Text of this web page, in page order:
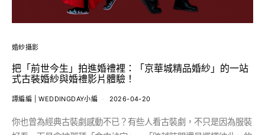
婚紗攝影
把「前世今生」拍進婚禮裡：「京華城精品婚紗」的一站
式古裝婚紗與婚禮影片體驗！
譚編編 | WEDDINGDAY小編 2026-04-20
你也曾為經典古裝劇感動不已？有些人看古裝劇，不只是因為服裝